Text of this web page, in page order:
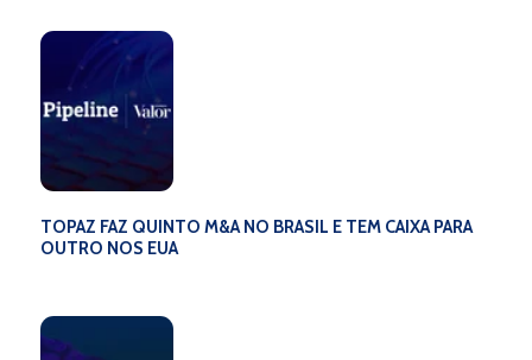
financeiras. Fique por dentro das mudanças e prepare-se
para explorar as novas possibilidades que estão por vir!
TOPAZ FAZ QUINTO M&A NO BRASIL E TEM CAIXA PARA
OUTRO NOS EUA